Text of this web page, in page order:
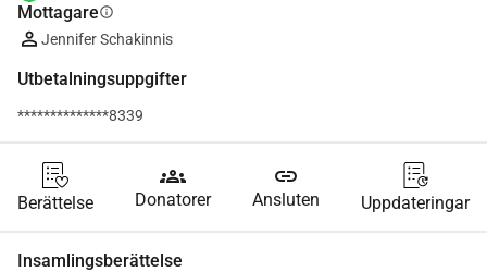
Mottagareinfo
Jennifer Schakinnis
Utbetalningsuppgifter
**************8339
Berättelse
groups
Donatorer
link
Ansluten Uppdateringar
Insamlingsberättelse